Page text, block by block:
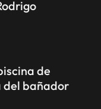
de
del bañador